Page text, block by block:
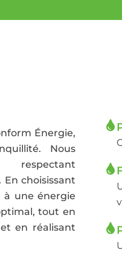
Énergie,
Nous
respectant
choisissant
à une énergie
tout en
en réalisant